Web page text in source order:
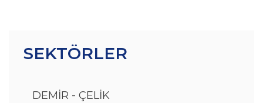
SEKTÖRLER
DEMİR - ÇELİK